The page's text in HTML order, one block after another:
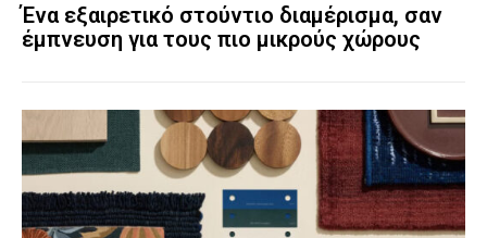
Ένα εξαιρετικό στούντιο διαμέρισμα, σαν
έμπνευση για τους πιο μικρούς χώρους